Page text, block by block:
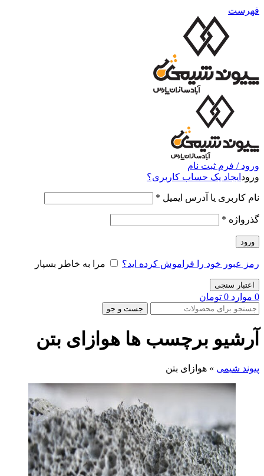
فهرست
ورود / فرم ثبت نام
ورود ایجاد یک حساب کاربری؟
نام کاربری یا آدرس ایمیل *
گذرواژه *
ورود
رمز عبور خود را فراموش کرده اید؟ مرا به خاطر بسپار
اعتبار سنجی
0 موارد 0 تومان
جست و جو
آرشیو برچسب ها هوازای بتن
پیوند شیمی » هوازای بتن